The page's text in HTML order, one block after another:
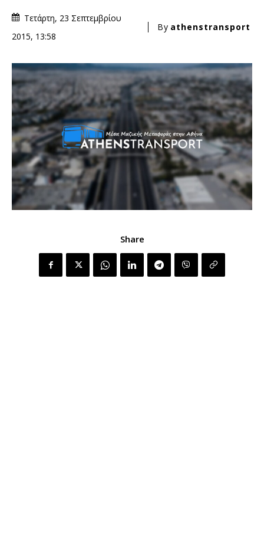
Τετάρτη, 23 Σεπτεμβρίου
2015, 13:58
By athenstransport
Share